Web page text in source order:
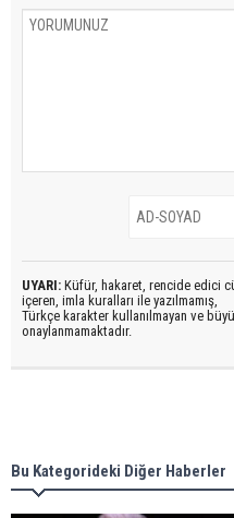
UYARI: Küfür, hakaret, rencide edici
içeren, imla kuralları ile yazılmamış,
Türkçe karakter kullanılmayan ve
onaylanmamaktadır.
Bu Kategorideki Diğer Haberler